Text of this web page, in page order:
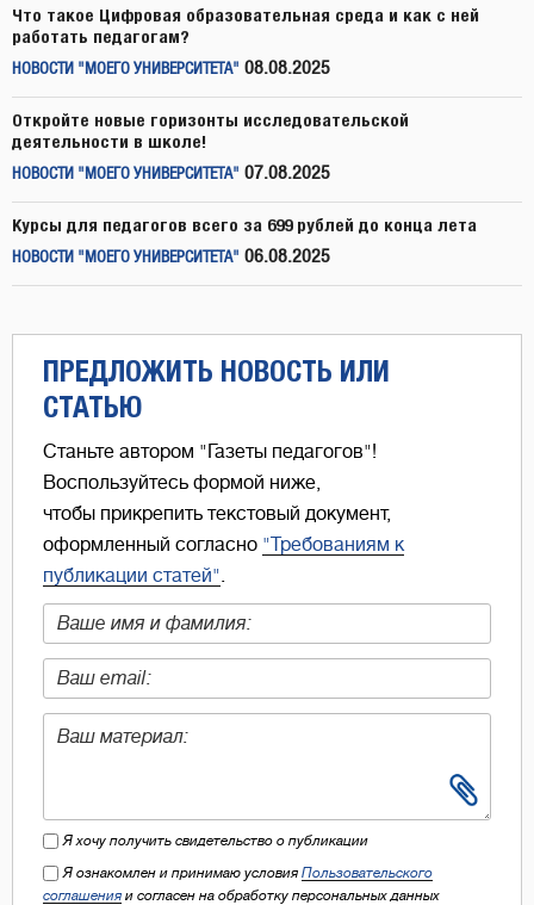
Что такое Цифровая образовательная среда и как с ней
работать педагогам?
НОВОСТИ "МОЕГО УНИВЕРСИТЕТА" 08.08.2025
Откройте новые горизонты исследовательской
деятельности в школе!
НОВОСТИ "МОЕГО УНИВЕРСИТЕТА" 07.08.2025
Курсы для педагогов всего за 699 рублей до конца лета
НОВОСТИ "МОЕГО УНИВЕРСИТЕТА" 06.08.2025
ПРЕДЛОЖИТЬ НОВОСТЬ ИЛИ
СТАТЬЮ
Станьте автором "Газеты педагогов"!
Воспользуйтесь формой ниже,
чтобы прикрепить текстовый документ,
оформленный согласно "Требованиям к
публикации статей"
Я хочу получить свидетельство о публикации
Я ознакомлен и принимаю условия Пользовательского
соглашения и согласен на обработку персональных данных